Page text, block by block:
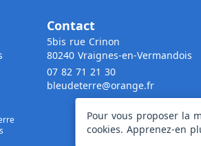
Pour vous proposer la
cookies. Apprenez-en
Contact
5bis rue Crinon
80240 Vraignes-en-Vermandois
07 82 71 21 30
bleudeterre@orange.fr